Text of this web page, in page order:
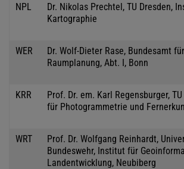
NPL
Dr. Nikolas Prechtel, TU Dresden,
Kartographie
WER
Dr. Wolf-Dieter Rase, Bundesamt
Raumplanung, Abt. I, Bonn
KRR
Prof. Dr. em. Karl Regensburger,
für Photogrammetrie und
WRT
Prof. Dr. Wolfgang Reinhardt,
Bundeswehr, Institut für
Landentwicklung, Neubiberg